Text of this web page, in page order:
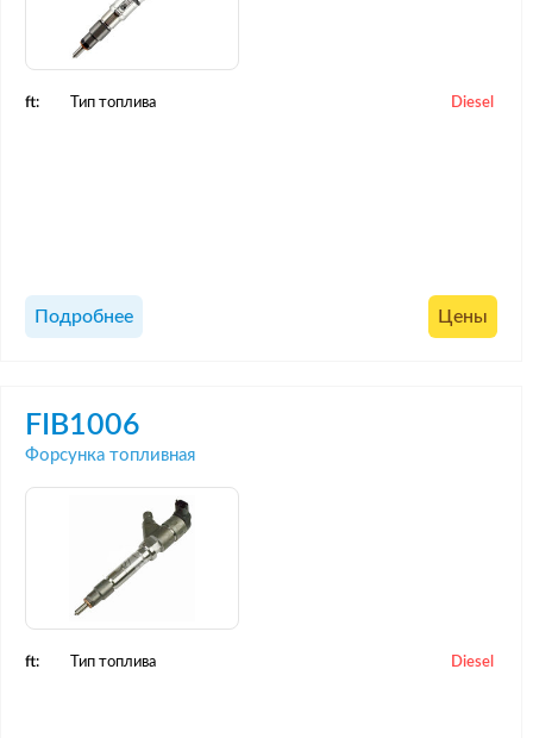
ft: Тип топлива Diesel
Подробнее Цены
FIB1006
Форсунка топливная
ft: Тип топлива Diesel